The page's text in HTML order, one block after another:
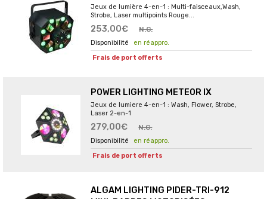
Jeux de lumière 4-en-1 : Multi-faisceaux,Wash,
Strobe, Laser multipoints Rouge...
253,00€ N.C.
en réappro.
Frais de port offerts
POWER LIGHTING METEOR IX
Jeux de lumiere 4-en-1 : Wash, Flower, Strobe,
Laser 2-en-1
279,00€ N.C.
en réappro.
Frais de port offerts
ALGAM LIGHTING PIDER-TRI-912